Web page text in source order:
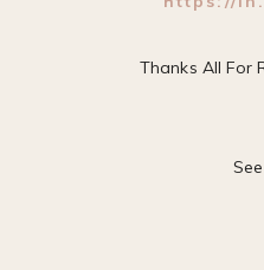
Thanks All For